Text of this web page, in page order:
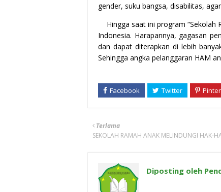
gender, suku bangsa, disabilitas,
Hingga saat ini program “Sekolah
Indonesia. Harapannya, gagasan
dan dapat diterapkan di lebih
Sehingga angka pelanggaran HAM
Terlama
SEKOLAH RAMAH ANAK MELINDUNGI HAK-
Diposting oleh